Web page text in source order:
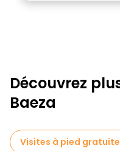
Découvrez
Baeza
Visites à pied